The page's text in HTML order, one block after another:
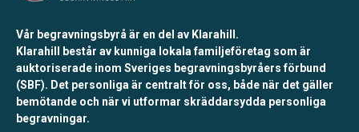
Vår begravningsbyrå är en del av Klarahill.
Klarahill består av kunniga lokala familjeföretag som är
auktoriserade inom Sveriges begravningsbyråers förbund
(SBF). Det personliga är centralt för oss, både när det gäller
bemötande och när vi utformar skräddarsydda personliga
begravningar.